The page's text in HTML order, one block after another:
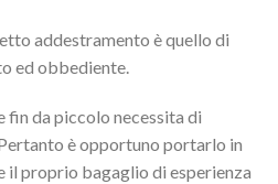
addestramento è quello di
ed obbediente.
fin da piccolo necessita di
è opportuno portarlo in
il proprio bagaglio di esperienza